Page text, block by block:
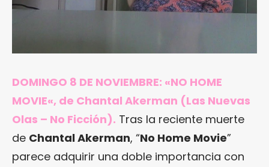
DOMINGO 8 DE NOVIEMBRE: «NO HOME
MOVIE«, de Chantal Akerman (Las Nuevas
Olas – No Ficción). Tras la reciente muerte
de Chantal Akerman, “No Home Movie”
parece adquirir una doble importancia con